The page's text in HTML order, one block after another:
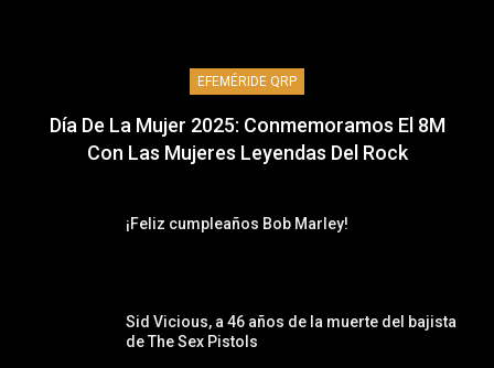
EFEMÉRIDE QRP
Día De La Mujer 2025: Conmemoramos El 8M
Con Las Mujeres Leyendas Del Rock
¡Feliz cumpleaños Bob Marley!
Sid Vicious, a 46 años de la muerte del bajista
de The Sex Pistols